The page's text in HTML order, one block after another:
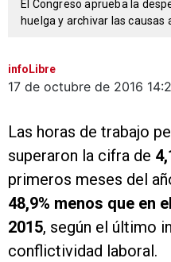
El Congreso aprueba la
huelga y archivar las causas
infoLibre
17 de octubre de 2016
Las horas de trabajo
superaron la cifra de
primeros meses del
48,9% menos que en
2015, según el último
conflictividad laboral.